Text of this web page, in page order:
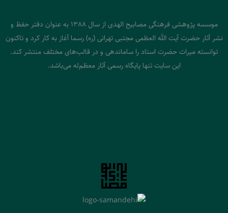
موسسه پژوهشی فرهنگی مصابیح الهدی از سال 1388 به عنوان دفتر حفظ و
نشر آثار حضرت آیت الله العظمی مجتبی تهرانی (ره) رسما آغاز به کار کرد و تاکنون
توانسته میراث حضرت استاد را ساماندهی و در قالب‌های مختلف منتشر کند.
این سایت تنها پایگاه رسمی آثار معظم‌له می‌باشد.